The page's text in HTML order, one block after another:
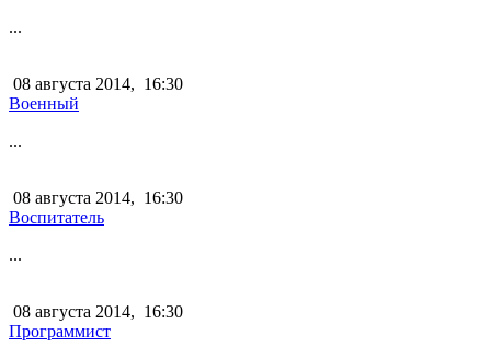
...
08 августа 2014, 16:30
Военный
...
08 августа 2014, 16:30
Воспитатель
...
08 августа 2014, 16:30
Программист